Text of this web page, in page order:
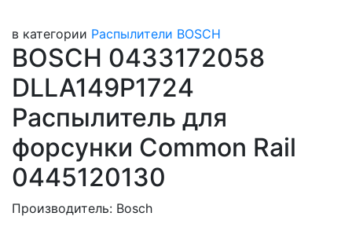
в категории Распылители BOSCH
BOSCH 0433172058
DLLA149P1724
Распылитель для
форсунки Common Rail
0445120130
Производитель: Bosch